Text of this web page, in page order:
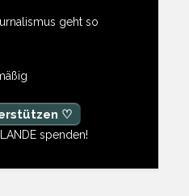
geht so
♡
spenden!